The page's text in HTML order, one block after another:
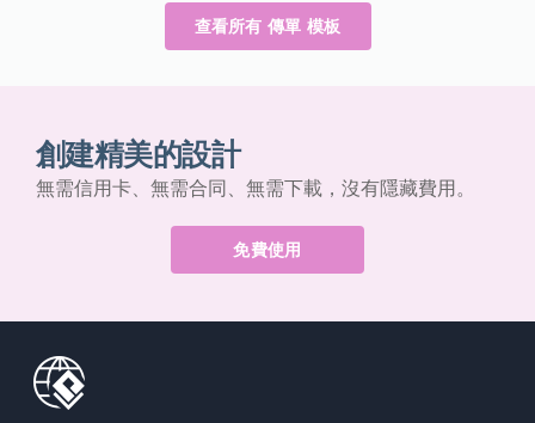
查看所有 傳單 模板
創建精美的設計
無需信用卡、無需合同、無需下載，沒有隱藏費用。
免費使用